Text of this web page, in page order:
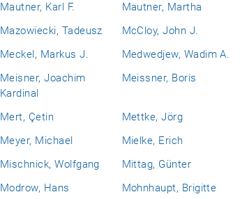
Mautner, Karl F.
Mautner, Martha
Mazowiecki, Tadeusz
McCloy, John J.
Meckel, Markus J.
Medwedjew, Wadim A.
Meisner, Joachim
Kardinal
Meissner, Boris
Mert, Çetin
Mettke, Jörg
Meyer, Michael
Mielke, Erich
Mischnick, Wolfgang
Mittag, Günter
Modrow, Hans
Mohnhaupt, Brigitte